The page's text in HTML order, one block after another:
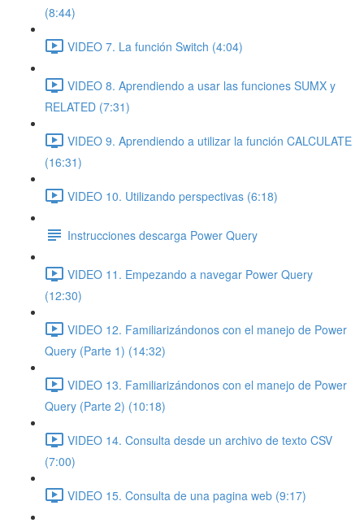
(8:44)
VIDEO 7. La función Switch (4:04)
VIDEO 8. Aprendiendo a usar las funciones SUMX y
RELATED (7:31)
VIDEO 9. Aprendiendo a utilizar la función CALCULATE
(16:31)
VIDEO 10. Utilizando perspectivas (6:18)
Instrucciones descarga Power Query
VIDEO 11. Empezando a navegar Power Query
(12:30)
VIDEO 12. Familiarizándonos con el manejo de Power
Query (Parte 1) (14:32)
VIDEO 13. Familiarizándonos con el manejo de Power
Query (Parte 2) (10:18)
VIDEO 14. Consulta desde un archivo de texto CSV
(7:00)
VIDEO 15. Consulta de una pagina web (9:17)